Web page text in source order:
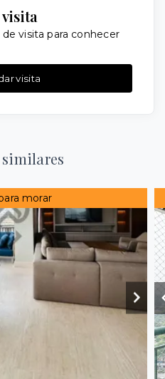
visita para conhecer
visita
morar